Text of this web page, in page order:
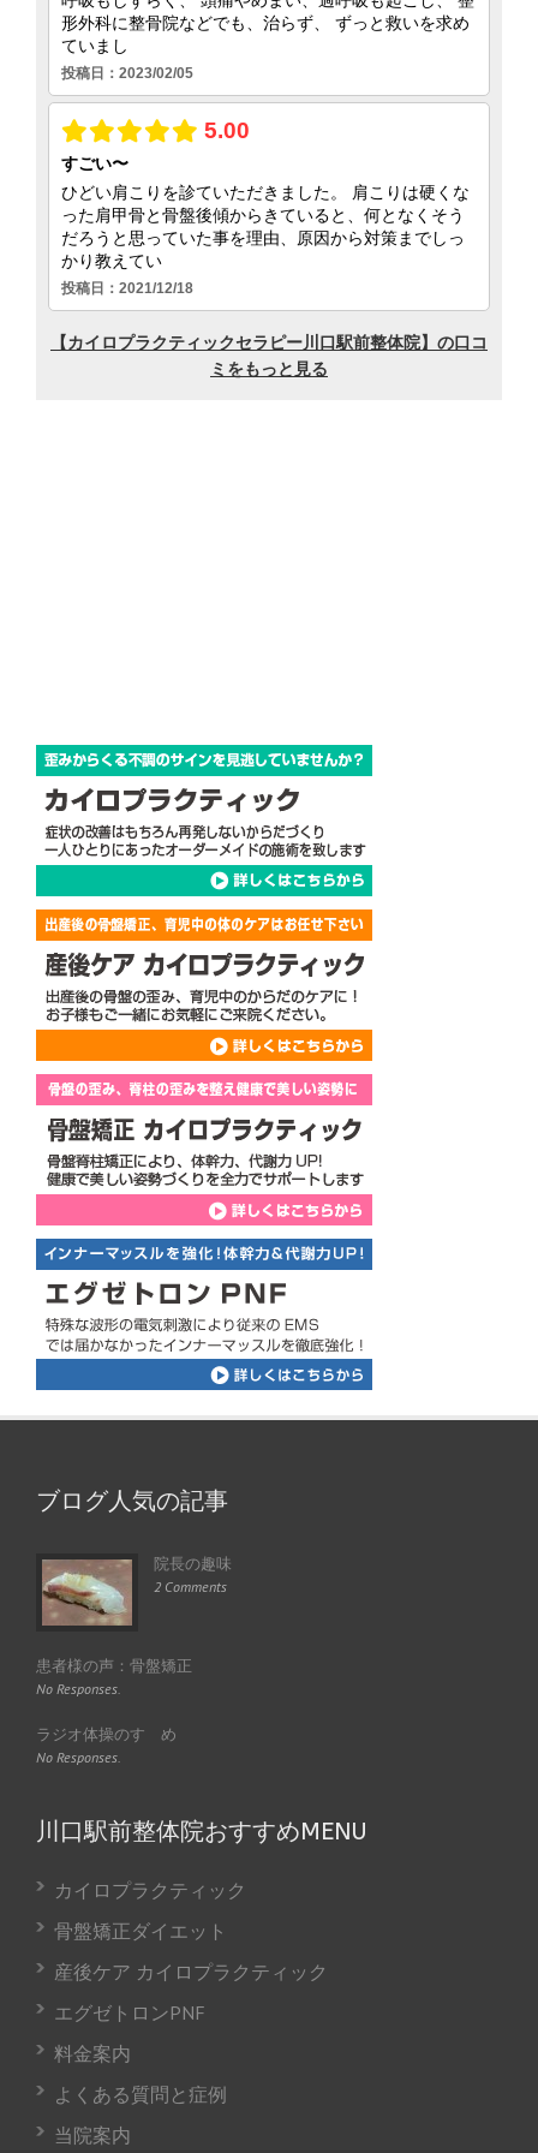
ブログ人気の記事
院長の趣味
2 Comments
患者様の声：骨盤矯正
No Responses.
ラジオ体操のすゝめ
No Responses.
川口駅前整体院おすすめMENU
カイロプラクティック
骨盤矯正ダイエット
産後ケア カイロプラクティック
エグゼトロンPNF
料金案内
よくある質問と症例
当院案内